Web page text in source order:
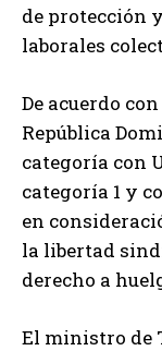
de protección
laborales
De acuerdo
República
categoría con
categoría 1 y
en
la libertad
derecho a
El ministro de